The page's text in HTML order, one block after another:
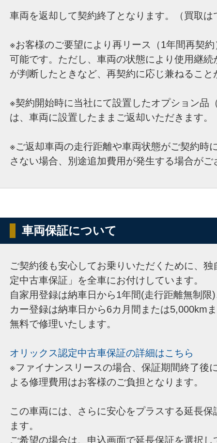
車両を返却して契約終了となります。（買取は
※お客様のご要望により再リース（1年間再契
可能です。ただし、車両の状態により使用継続
が判断したときなど、再契約に応じ兼ねること
※契約開始時に当社にて設置したオプション品
は、車両に設置したままご返却いただきます。
※ご返却車両の走行距離や車両状態がご契約時
さない場合、別途追加費用が発生する場合がご
車両保証について
ご契約後も安心してお乗りいただくために、
定中古車保証」を全車にお付けしています。
自家用登録は納車日から1年間(走行距離無制限
カー登録は納車日から6カ月間または5,000km
無料で修理いたします。
オリックス認定中古車保証の詳細はこちら
※ファイナンスリースの場合、保証期間終了後
よる修理費用はお客様のご負担となります。
この車両には、さらに安心をプラスする延長
ます。
ご希望の場合は、申込画面で延長保証を選択し